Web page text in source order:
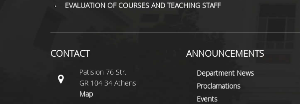
EVALUATION OF COURSES AND TEACHING STAFF
CONTACT
Patision 76 Str.
GR 104 34 Athens
Map
ANNOUNCEMENTS
Department News
Proclamations
Events